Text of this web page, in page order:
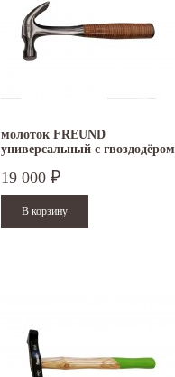
молоток FREUND
универсальный с гвоздодёром
19 000 ₽